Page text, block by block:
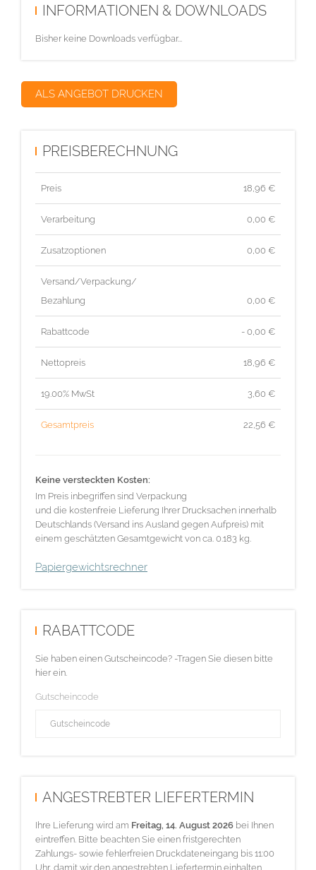
INFORMATIONEN & DOWNLOADS
Bisher keine Downloads verfügbar...
ALS ANGEBOT DRUCKEN
PREISBERECHNUNG
Preis 18,96 €
Verarbeitung 0,00 €
Zusatzoptionen 0,00 €
Versand/Verpackung/
Bezahlung
0,00 €
Rabattcode - 0,00 €
Nettopreis 18,96 €
19.00% MwSt 3,60 €
Gesamtpreis 22,56 €
Keine versteckten Kosten:
Im Preis inbegriffen sind Verpackung
und die kostenfreie Lieferung Ihrer Drucksachen innerhalb
Deutschlands (Versand ins Ausland gegen Aufpreis) mit
einem geschätzten Gesamtgewicht von ca. 0.183 kg.
Papiergewichtsrechner
RABATTCODE
Sie haben einen Gutscheincode? -Tragen Sie diesen bitte
hier ein.
Gutscheincode
ANGESTREBTER LIEFERTERMIN
Ihre Lieferung wird am Freitag, 14. August 2026 bei Ihnen
eintreffen. Bitte beachten Sie einen fristgerechten
Zahlungs- sowie fehlerfreien Druckdateneingang bis 11:00
Uhr, damit wir den angestrebten Liefertermin einhalten